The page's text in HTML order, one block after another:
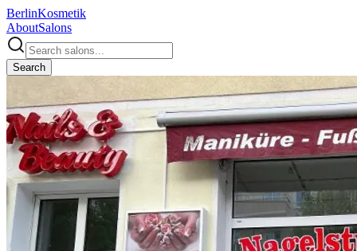
BerlinKosmetik
AboutSalons
Search